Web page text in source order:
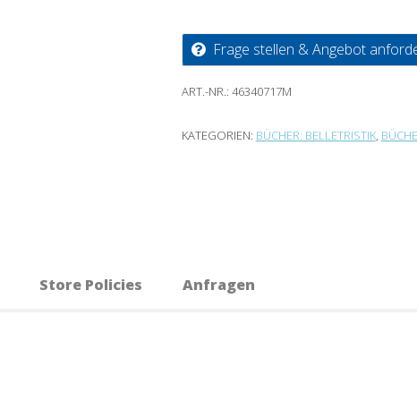
Frage stellen & Angebot
ART.-NR.: 46340717M
KATEGORIEN: BÜCHER: BELLETRISTIK,
Store Policies Anfragen